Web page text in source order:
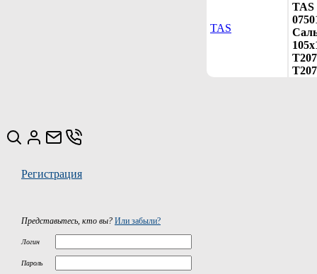
TAS
TAS
Регистрация
Представьтесь, кто вы? Или забыли?
Логин
Пароль